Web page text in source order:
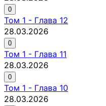
0
Том 1 - Глава 12
28.03.2026
0
Том 1 - Глава 11
28.03.2026
0
Том 1 - Глава 10
28.03.2026